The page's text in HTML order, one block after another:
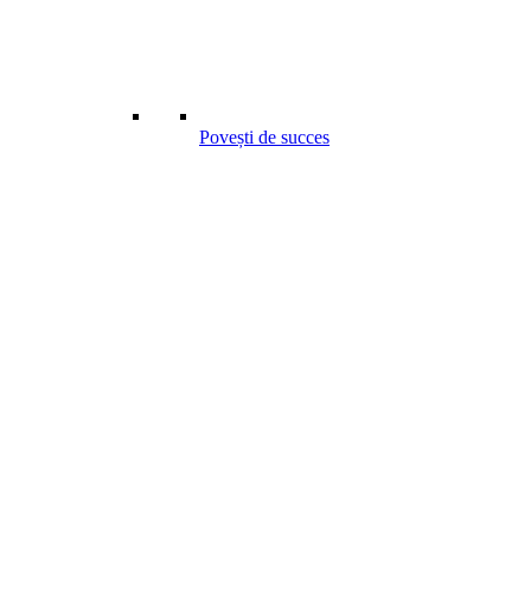
Povești de succes